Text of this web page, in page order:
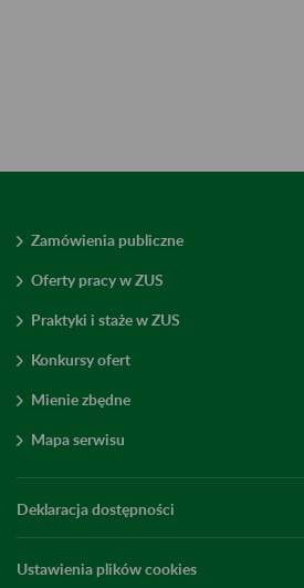
Zamówienia publiczne
Oferty pracy w ZUS
Praktyki i staże w ZUS
Konkursy ofert
Mienie zbędne
Mapa serwisu
Deklaracja dostępności
Ustawienia plików cookies